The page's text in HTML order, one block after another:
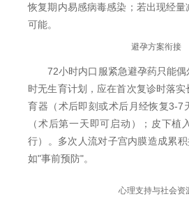
恢复期内易感病毒感染；若出现经
可能。
避孕方案衔接
72小时内口服紧急避孕药只能
时无生育计划，应在首次复诊时落
育器（术后即刻或术后月经恢复3-7
（术后第一天即可启动）；皮下植
行）。多次人流对子宫内膜造成累
如"事前预防"。
心理支持与社会资